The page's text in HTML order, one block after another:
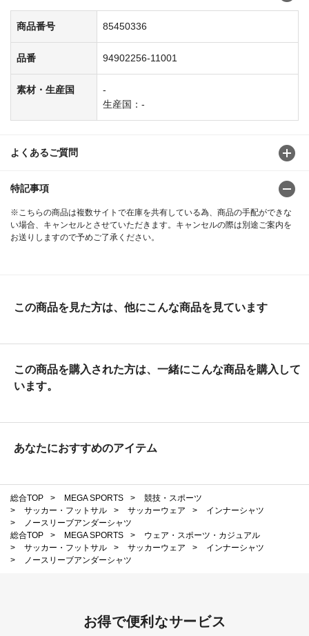
商品番号 85450336
品番 94902256-11001
素材・生産国
-
生産国：-
よくあるご質問
特記事項
※こちらの商品は複数サイトで在庫を共有している為、商品の手配ができな
い場合、キャンセルとさせていただきます。キャンセルの際は別途ご案内を
お送りしますので予めご了承ください。
この商品を見た方は、他にこんな商品を見ています
この商品を購入された方は、一緒にこんな商品を購入して
います。
あなたにおすすめのアイテム
総合TOP > MEGA SPORTS >
競技・スポーツ
>
サッカー・フットサル > サッカーウェア >
インナーシャツ
>
ノースリーブアンダーシャツ
総合TOP
> MEGA SPORTS >
ウェア・スポーツ・カジュアル
>
サッカー・フットサル > サッカーウェア >
インナーシャツ
>
ノースリーブアンダーシャツ
お得で便利なサービス